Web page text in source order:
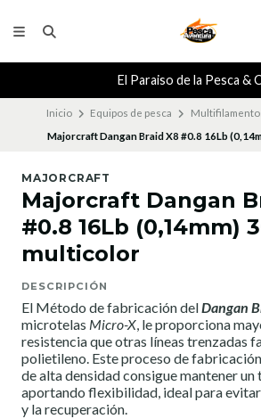
El Paraiso de la Pesca &
Inicio Equipos de pesca
Majorcraft Dangan Braid X8 #0.8 16Lb
MAJORCRAFT
Majorcraft Dangan
#0.8 16Lb (0,14mm)
multicolor
DESCRIPCIÓN
El Método de fabricación delDangan
microtelas Micro-X, le proporciona
resistencia que otras líneas trenzadas
polietileno. Este proceso de
de alta densidad consigue mantener
aportando flexibilidad, ideal para evitar
y la recuperación.